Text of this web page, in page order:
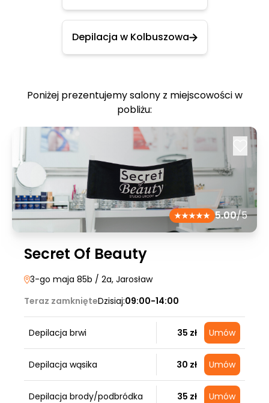
Depilacja w Kolbuszowa
Poniżej prezentujemy salony z miejscowości w
pobliżu:
5.00/5
Secret Of Beauty
3-go maja 85b / 2a, Jarosław
Teraz zamknięteDzisiaj:09:00-14:00
Depilacja brwi 35 zł Umów
Depilacja wąsika 30 zł Umów
Depilacja brody/podbródka 35 zł Umów